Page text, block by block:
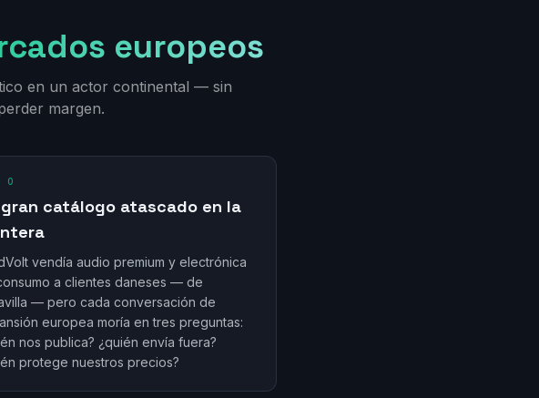
europeos
en un actor continental — sin
margen.
0
gran catálogo atascado en la
vendía audio premium y electrónica
a clientes daneses — de
— pero cada conversación de
europea moría en tres preguntas:
nos publica? ¿quién envía fuera?
protege nuestros precios?